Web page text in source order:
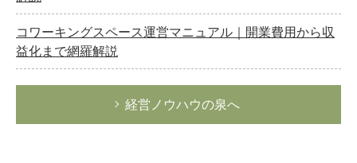
コワーキングスペース運営マニュアル｜開業費用から収
益化まで網羅解説
経営ノウハウの泉へ